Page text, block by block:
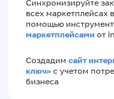
Синхронизируйте
всех маркетплейсах
помощью
маркетплейсами от
Создадим сайт
ключ» с учетом
бизнеса